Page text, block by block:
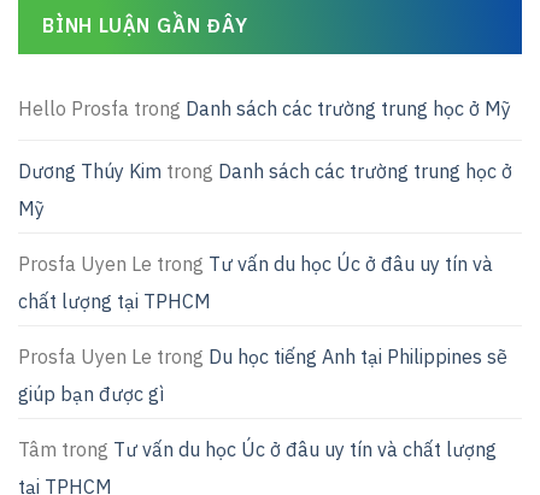
BÌNH LUẬN GẦN ĐÂY
Hello Prosfa trong Danh sách các trường trung học ở Mỹ
Dương Thúy Kim trong Danh sách các trường trung học ở
Mỹ
Prosfa Uyen Le trong Tư vấn du học Úc ở đâu uy tín và
chất lượng tại TPHCM
Prosfa Uyen Le trong Du học tiếng Anh tại Philippines sẽ
giúp bạn được gì
Tâm trong Tư vấn du học Úc ở đâu uy tín và chất lượng
tại TPHCM